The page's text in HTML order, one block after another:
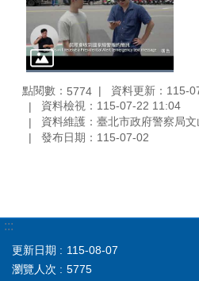
點閱數： 5774
資料更新：115-
資料檢視：115-07-22 11:04
資料維護：臺北市政府警察局
發布日期：115-07-02
:::
更新日期
115-08-07
瀏覽人次
5775